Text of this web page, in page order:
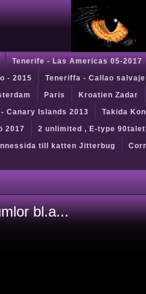
Tenerife - Las Americas 05-2017
- 2015
Teneriffa - Callao salvaje
Paris
Kroatien Zadar
Canary Islands 2013
Takida
2017
2 unlimited , E-type
till katten Jitterbug
bl.a...